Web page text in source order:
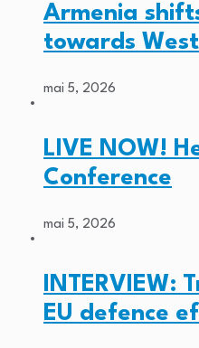
Armenia
towards
mai 5, 2026
LIVE NOW!
Conference
mai 5, 2026
INTERVIEW:
EU defence